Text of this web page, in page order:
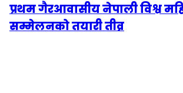
प्रथम गैरआवासीय नेपाली विश्व
सम्मेलनको तयारी तीव्र